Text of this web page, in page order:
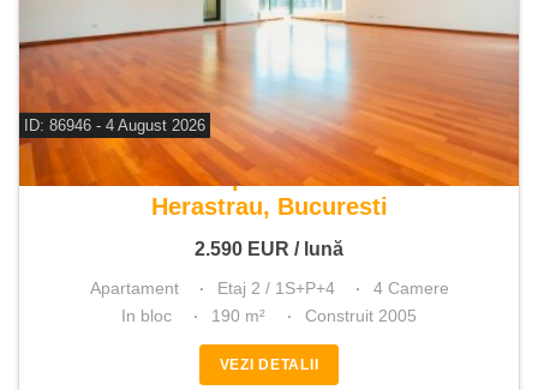
ID: 86946 - 4 August 2026
De inchiriat apartament 4 camere
Herastrau, Bucuresti
2.590 EUR / lună
Apartament Etaj 2 / 1S+P+4
4 Camere
In bloc
190 m² Construit 2005
VEZI DETALII